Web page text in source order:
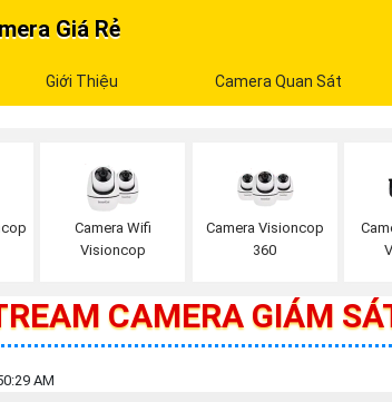
Giá Rẻ
Giới Thiệu Camera Quan Sát
Camera Wifi
Visioncop
Camera Visioncop
360
CAMERA GIÁM
AM